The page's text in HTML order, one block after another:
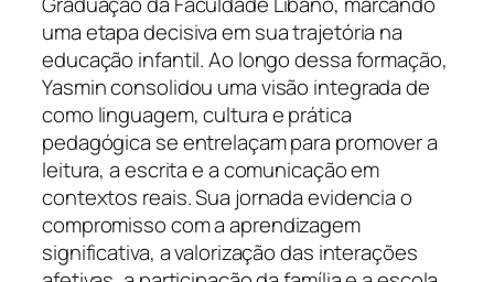
uma etapa decisiva em sua trajetória na
educação infantil. Ao longo dessa formação,
Yasmin consolidou uma visão integrada de
como linguagem, cultura e prática
pedagógica se entrelaçam para promover a
leitura, a escrita e a comunicação em
contextos reais. Sua jornada evidencia o
compromisso com a aprendizagem
significativa, a valorização das interações